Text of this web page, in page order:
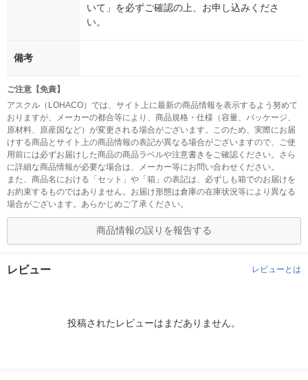
いて」を必ずご確認の上、お申し込みくださ
い。
備考
ご注意【免責】
アスクル（LOHACO）では、サイト上に最新の商品情報を表示するよう努めて
おりますが、メーカーの都合等により、商品規格・仕様（容量、パッケージ、
原材料、原産国など）が変更される場合がございます。このため、実際にお届
けする商品とサイト上の商品情報の表記が異なる場合がございますので、ご使
用前には必ずお届けした商品の商品ラベルや注意書きをご確認ください。さら
に詳細な商品情報が必要な場合は、メーカー等にお問い合わせください。
また、商品名における「セット」や「箱」の表記は、必ずしも箱でのお届けを
お約束するものではありません。お届け形態は倉庫の在庫状況等により異なる
場合がございます。あらかじめご了承ください。
商品情報の誤りを報告する
レビュー レビューとは
投稿されたレビューはまだありません。